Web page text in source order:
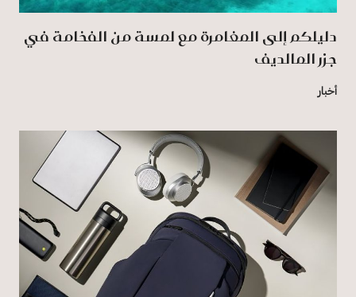
دليلكم إلى المغامرة مع لمسة من الفخامة في
جزر المالديف
أخبار